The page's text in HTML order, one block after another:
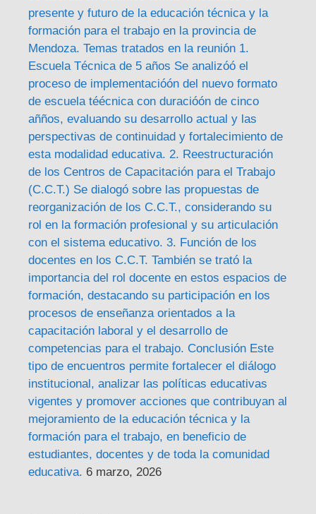
presente y futuro de la educación técnica y la
formación para el trabajo en la provincia de
Mendoza. Temas tratados en la reunión 1.
Escuela Técnica de 5 años Se analizóó el
proceso de implementacióón del nuevo formato
de escuela téécnica con duracióón de cinco
añños, evaluando su desarrollo actual y las
perspectivas de continuidad y fortalecimiento de
esta modalidad educativa. 2. Reestructuración
de los Centros de Capacitación para el Trabajo
(C.C.T.) Se dialogó sobre las propuestas de
reorganización de los C.C.T., considerando su
rol en la formación profesional y su articulación
con el sistema educativo. 3. Función de los
docentes en los C.C.T. También se trató la
importancia del rol docente en estos espacios de
formación, destacando su participación en los
procesos de enseñanza orientados a la
capacitación laboral y el desarrollo de
competencias para el trabajo. Conclusión Este
tipo de encuentros permite fortalecer el diálogo
institucional, analizar las políticas educativas
vigentes y promover acciones que contribuyan al
mejoramiento de la educación técnica y la
formación para el trabajo, en beneficio de
estudiantes, docentes y de toda la comunidad
educativa. 6 marzo, 2026